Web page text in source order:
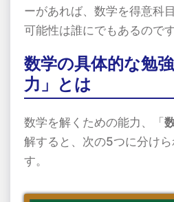
ーがあれば、数学を得意科
可能性は誰にでもあるのです
数学の具体的な勉
力」とは
数学を解くための能力、「
解すると、次の5つに分け
す。